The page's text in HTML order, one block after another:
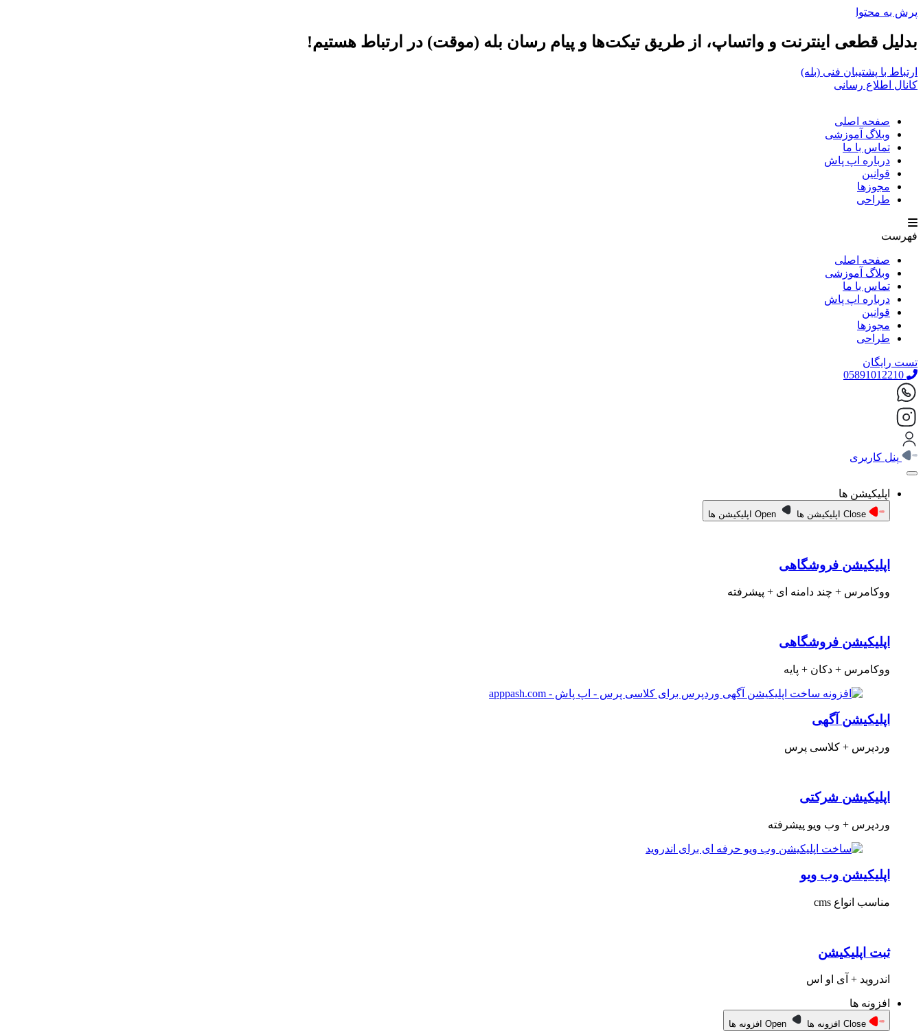
پرش به محتوا
بدلیل قطعی اینترنت و واتساپ، از طریق تیکت‌ها و پیام رسان بله (موقت) در ارتباط هستیم!
ارتباط با پشتیبان فنی (بله)
کانال اطلاع رسانی
صفحه اصلی
وبلاگ آموزشی
تماس با ما
درباره اپ پاش
قوانین
مجوزها
طراحی
فهرست
صفحه اصلی
وبلاگ آموزشی
تماس با ما
درباره اپ پاش
قوانین
مجوزها
طراحی
تست رایگان
05891012210
پنل کاربری
اپلیکیشن ها
Close اپلیکیشن ها Open اپلیکیشن ها
اپلیکیشن فروشگاهی
ووکامرس + چند دامنه ای + پیشرفته
اپلیکیشن فروشگاهی
ووکامرس + دکان + پایه
اپلیکیشن آگهی
وردپرس + کلاسی پرس
اپلیکیشن شرکتی
وردپرس + وب ویو پیشرفته
اپلیکیشن وب ویو
مناسب انواع cms
ثبت اپلیکیشن
اندروید + آی او اس
افزونه ها
Close افزونه ها Open افزونه ها